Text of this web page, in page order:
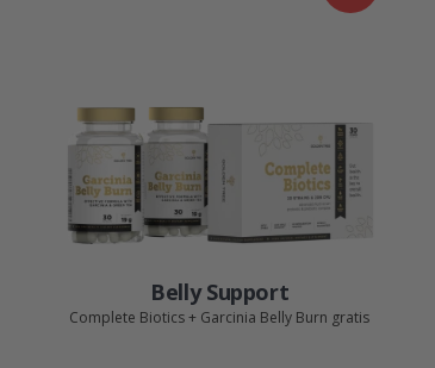
Belly Support
Complete Biotics + Garcinia Belly Burn gratis